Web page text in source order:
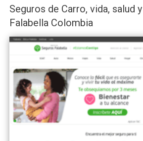
Seguros de Carro, vida, salud
Falabella Colombia